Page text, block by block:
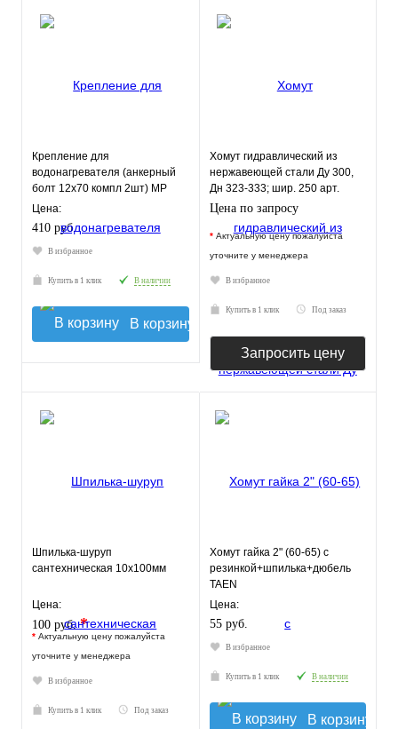
Крепление для
водонагревателя (анкерный
болт 12x70 компл 2шт) МР
Цена:
410 руб.
В избранное
Купить в 1 клик В наличии
В корзину
Хомут гидравлический из
нержавеющей стали Ду 300,
Дн 323-333; шир. 250 арт.
18415
Цена по запросу
* Актуальную цену пожалуйста
уточните у менеджера
В избранное
Купить в 1 клик Под заказ
Запросить цену
Шпилька-шуруп
сантехническая 10х100мм
Цена:
100 руб.*
* Актуальную цену пожалуйста
уточните у менеджера
В избранное
Купить в 1 клик Под заказ
Хомут гайка 2" (60-65) с
резинкой+шпилька+дюбель
TAEN
Цена:
55 руб.
В избранное
Купить в 1 клик В наличии
В корзину